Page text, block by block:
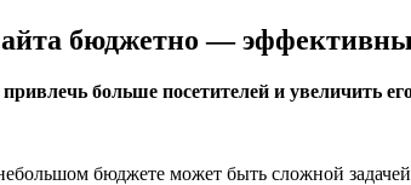
бюджетно —
больше посетителей и увеличить
бюджете может быть сложной